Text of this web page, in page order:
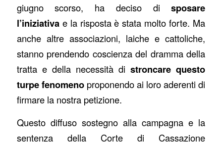
giugno scorso, ha deciso disposare
l’iniziativa e la risposta è stata molto forte. Ma
anche altre associazioni, laiche e cattoliche,
stanno prendendo coscienza del dramma della
tratta e della necessità distroncare questo
turpe fenomenoproponendo ai loro aderenti di
firmare la nostra petizione.
Questo diffuso sostegno alla campagna e la
sentenza della Corte di Cassazione